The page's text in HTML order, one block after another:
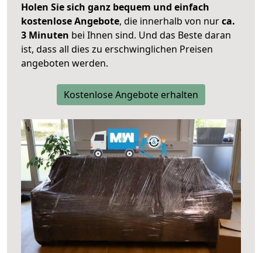
Holen Sie sich ganz bequem und einfach
kostenlose Angebote, die innerhalb von nurca.
3 Minuten bei Ihnen sind. Und das Beste daran
ist, dass all dies zu erschwinglichen Preisen
angeboten werden.
Kostenlose Angebote erhalten